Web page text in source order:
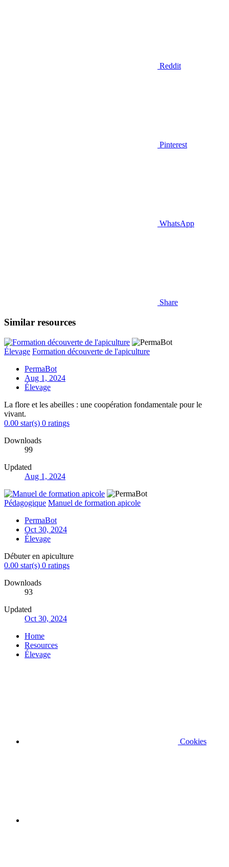
Reddit
Pinterest
WhatsApp
Share
Similar resources
Élevage Formation découverte de l'apiculture
PermaBot
Aug 1, 2024
Élevage
La flore et les abeilles : une coopération fondamentale pour le
vivant.
0.00 star(s) 0 ratings
Downloads
99
Updated
Aug 1, 2024
Pédagogique Manuel de formation apicole
PermaBot
Oct 30, 2024
Élevage
Débuter en apiculture
0.00 star(s) 0 ratings
Downloads
93
Updated
Oct 30, 2024
Home
Resources
Élevage
Cookies